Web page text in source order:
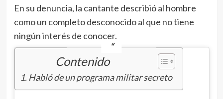
En su denuncia, la cantante describió al hombre
como un completo desconocido al que no tiene
ningún interés de conocer.
Contenido
Habló de un programa militar secreto